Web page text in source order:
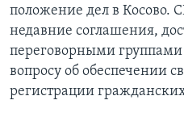
положение дел в Косово.
недавние соглашения,
переговорными группами
вопросу об обеспечении
регистрации